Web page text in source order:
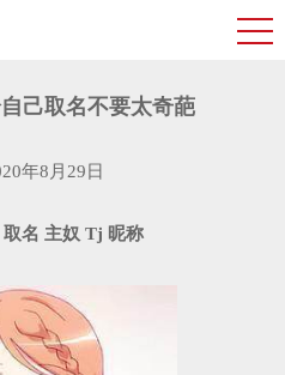
己取名不要太奇葩
年8月29日
取名 主奴 Tj 昵称